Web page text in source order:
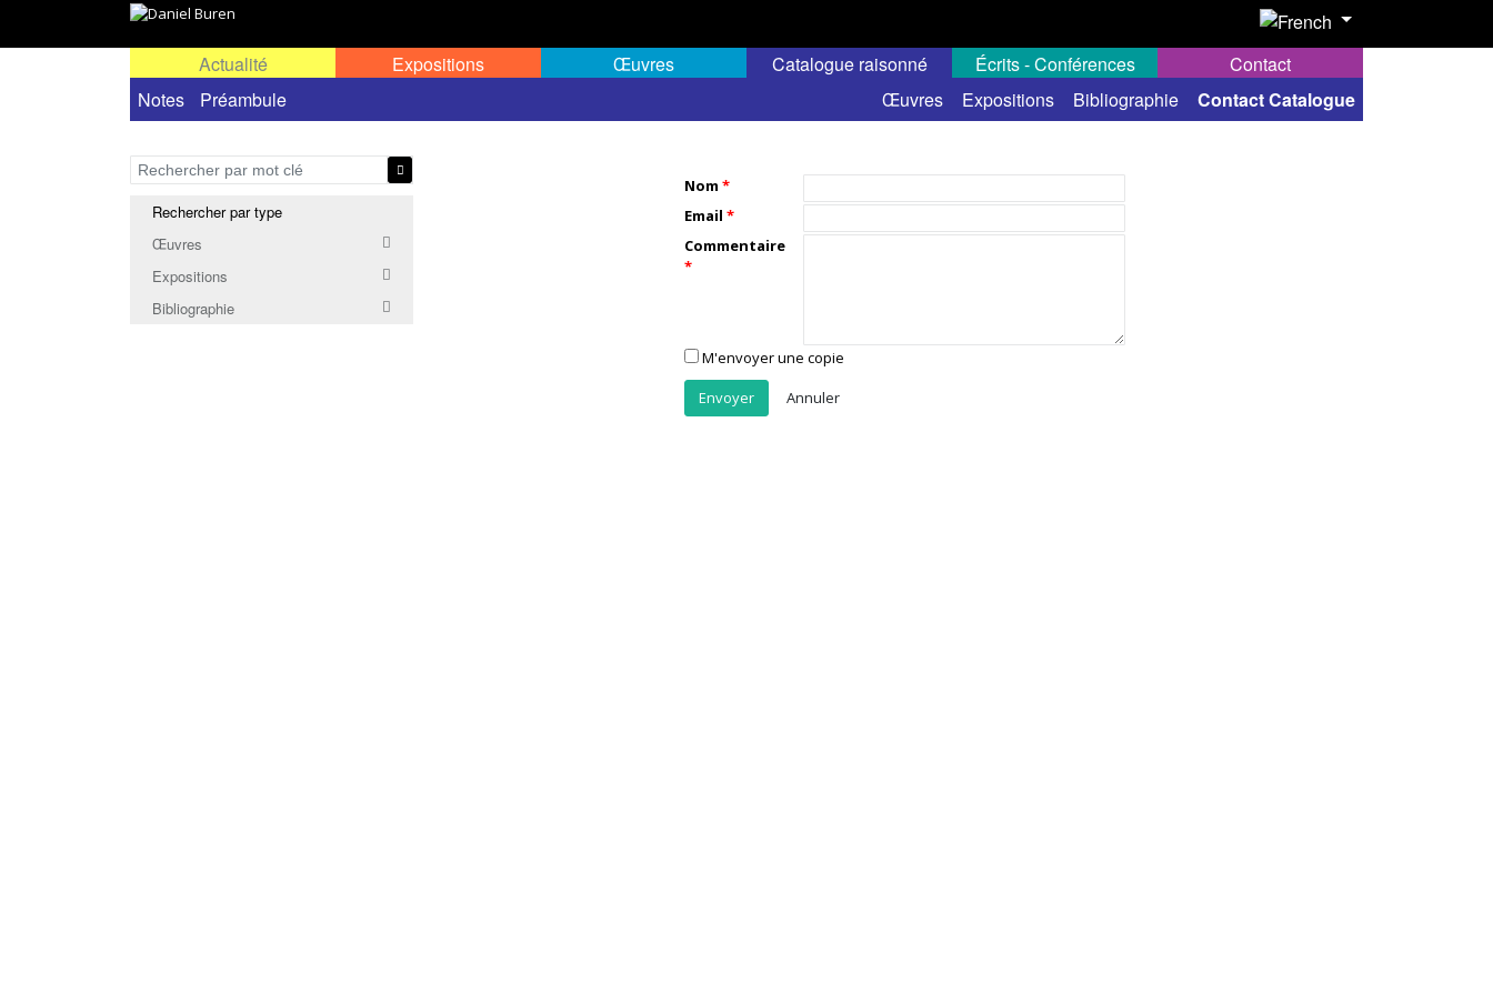
Actualité Expositions Œuvres
Catalogue raisonné
Notes
Préambule Œuvres Expositions Bibliographie Contact Catalogue
Écrits - Conférences Contact
Rechercher par type
Œuvres
Expositions
Bibliographie
Nom
Email
Commentaire
M'envoyer une copie
Annuler